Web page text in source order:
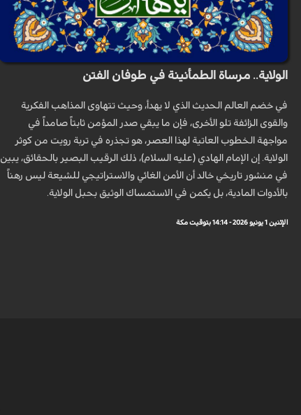
الولاية.. مرساة الطمأنينة في طوفان الفتن
في خضم العالم الحديث الذي لا يهدأ، وحيث تتهاوى المذاهب الفكرية
والقوى الزائفة تلو الأخرى، فإن ما يبقي صدر المؤمن ثابتاً صامداً في
مواجهة الخطوب العاتية لهذا العصر، هو تجذره في تربة رويت من كوثر
الولاية. إن الإمام الهادي (عليه السلام)، ذلك الرقيب البصير بالحقائق، يبين
في منشور تاريخي خالد أن الأمن الغائي والاستراتيجي للشيعة ليس رهناً
بالأدوات المادية، بل يكمن في الاستمساك الوثيق بحبل الولاية.
الإثنين 1 يونيو 2026 - 14:14 بتوقيت مكة